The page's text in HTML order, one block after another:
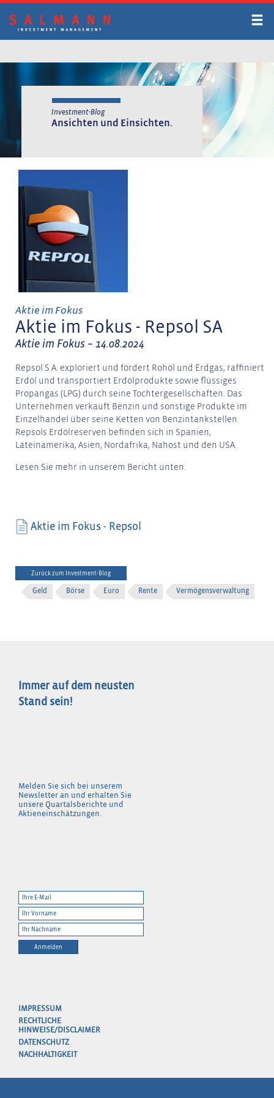
Inhalt
springen
Investment-Blog
Ansichten und Einsichten.
Aktie im Fokus
Aktie im Fokus - Repsol SA
Aktie im Fokus – 14.08.2024
Repsol S.A. exploriert und fördert Rohöl und Erdgas, raffiniert
Erdöl und transportiert Erdölprodukte sowie flüssiges
Propangas (LPG) durch seine Tochtergesellschaften. Das
Unternehmen verkauft Benzin und sonstige Produkte im
Einzelhandel über seine Ketten von Benzintankstellen.
Repsols Erdölreserven befinden sich in Spanien,
Lateinamerika, Asien, Nordafrika, Nahost und den USA.
Lesen Sie mehr in unserem Bericht unten.
Aktie im Fokus - Repsol
Zurück zum Investment-Blog
Geld Börse Euro Rente Vermögensverwaltung
Immer auf dem neusten
Stand sein!
Melden Sie sich bei unserem
Newsletter an und erhalten Sie
unsere Quartalsberichte und
Aktieneinschätzungen.
Anmelden
IMPRESSUM
RECHTLICHE
HINWEISE/DISCLAIMER
DATENSCHUTZ
NACHHALTIGKEIT